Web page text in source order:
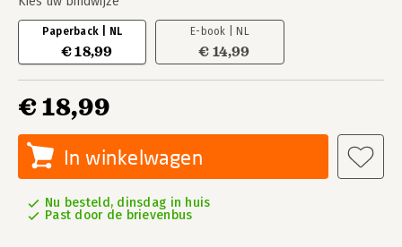
Paperback | NL
€ 18,99
E-book | NL
€ 14,99
€ 18,99
In winkelwagen
Nu besteld, dinsdag in huis
Past door de brievenbus